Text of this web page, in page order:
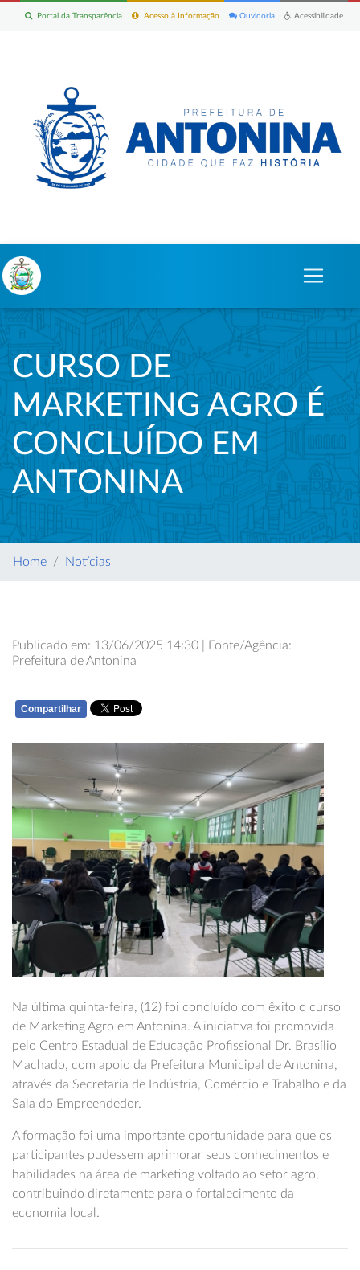
Acessibilidade
Ouvidoria
Acesso à Informação
Portal da Transparência
CURSO DE
MARKETING AGRO É
CONCLUÍDO EM
ANTONINA
Home Notícias
Publicado em: 13/06/2025 14:30 | Fonte/Agência:
Prefeitura de Antonina
Compartilhar
Na última quinta-feira, (12) foi concluído com êxito o curso
de Marketing Agro em Antonina. A iniciativa foi promovida
pelo Centro Estadual de Educação Profissional Dr. Brasílio
Machado, com apoio da Prefeitura Municipal de Antonina,
através da Secretaria de Indústria, Comércio e Trabalho e da
Sala do Empreendedor.
A formação foi uma importante oportunidade para que os
participantes pudessem aprimorar seus conhecimentos e
habilidades na área de marketing voltado ao setor agro,
contribuindo diretamente para o fortalecimento da
economia local.